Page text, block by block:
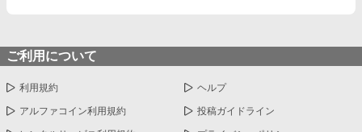
ご利用について
利用規約 ヘルプ
アルファコイン利用規約 投稿ガイドライン